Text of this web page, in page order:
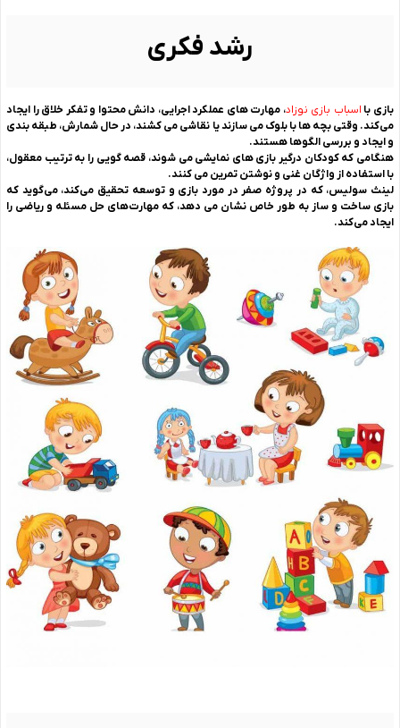
رشد فکری
بازی با اسباب بازی نوزاد، مهارت‌ های عملکرد اجرایی، دانش محتوا و تفکر خلاق را ایجاد
می‌کند. وقتی بچه ها با بلوک می سازند یا نقاشی می کشند، در حال شمارش، طبقه بندی
و ایجاد و بررسی الگوها هستند.
هنگامی که کودکان درگیر بازی های نمایشی می شوند، قصه گویی را به ترتیب معقول،
با استفاده از واژگان غنی و نوشتن تمرین می کنند.
لینث سولیس، که در پروژه صفر در مورد بازی و توسعه تحقیق می‌کند، می‌گوید که
بازی ساخت و ساز به طور خاص نشان می دهد، که مهارت‌های حل مسئله و ریاضی را
ایجاد می‌کند.